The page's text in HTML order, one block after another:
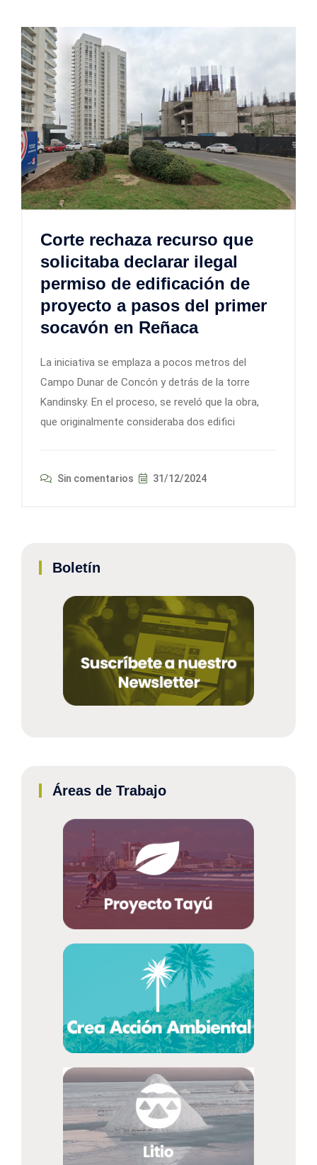
Corte rechaza recurso que
solicitaba declarar ilegal
permiso de edificación de
proyecto a pasos del primer
socavón en Reñaca
La iniciativa se emplaza a pocos metros del
Campo Dunar de Concón y detrás de la torre
Kandinsky. En el proceso, se reveló que la obra,
que originalmente consideraba dos edifici
Sin comentarios 31/12/2024
Boletín
Áreas de Trabajo